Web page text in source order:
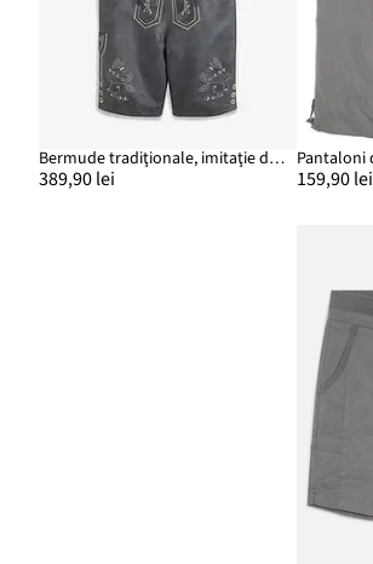
Bermude tradiţionale, imitaţie de piele
389,90 lei 159,90 lei